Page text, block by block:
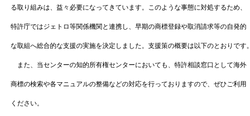
る取り組みは、益々必要になってきています。このような事態に対処するため、
特許庁ではジェトロ等関係機関と連携し、早期の商標登録や取消請求等の自発的
な取組へ総合的な支援の実施を決定しました。支援策の概要は以下のとおりです。
また、当センターの知的所有権センターにおいても、特許相談窓口として海外
商標の検索や各マニュアルの整備などの対応を行っておりますので、ぜひご利用
ください。